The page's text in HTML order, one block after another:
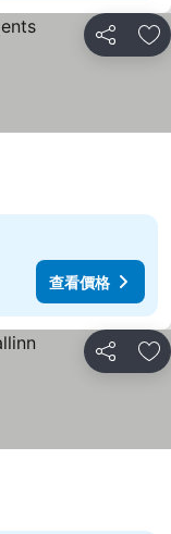
分享 加
查看價格
分享 加